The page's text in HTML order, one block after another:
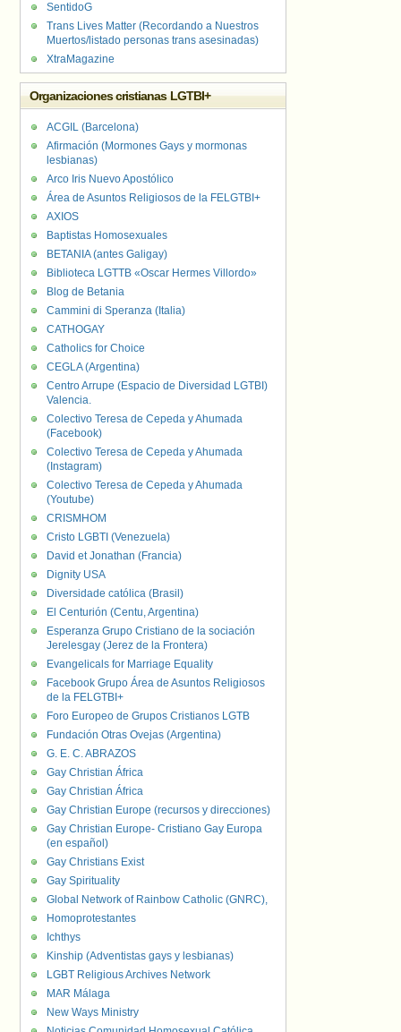
SentidoG
Trans Lives Matter (Recordando a Nuestros
Muertos/listado personas trans asesinadas)
XtraMagazine
Organizaciones cristianas LGTBI+
ACGIL (Barcelona)
Afirmación (Mormones Gays y mormonas
lesbianas)
Arco Iris Nuevo Apostólico
Área de Asuntos Religiosos de la FELGTBI+
AXIOS
Baptistas Homosexuales
BETANIA (antes Galigay)
Biblioteca LGTTB «Oscar Hermes Villordo»
Blog de Betania
Cammini di Speranza (Italia)
CATHOGAY
Catholics for Choice
CEGLA (Argentina)
Centro Arrupe (Espacio de Diversidad LGTBI)
Valencia.
Colectivo Teresa de Cepeda y Ahumada
(Facebook)
Colectivo Teresa de Cepeda y Ahumada
(Instagram)
Colectivo Teresa de Cepeda y Ahumada
(Youtube)
CRISMHOM
Cristo LGBTI (Venezuela)
David et Jonathan (Francia)
Dignity USA
Diversidade católica (Brasil)
El Centurión (Centu, Argentina)
Esperanza Grupo Cristiano de la sociación
Jerelesgay (Jerez de la Frontera)
Evangelicals for Marriage Equality
Facebook Grupo Área de Asuntos Religiosos
de la FELGTBI+
Foro Europeo de Grupos Cristianos LGTB
Fundación Otras Ovejas (Argentina)
G. E. C. ABRAZOS
Gay Christian África
Gay Christian África
Gay Christian Europe (recursos y direcciones)
Gay Christian Europe- Cristiano Gay Europa
(en español)
Gay Christians Exist
Gay Spirituality
Global Network of Rainbow Catholic (GNRC),
Homoprotestantes
Ichthys
Kinship (Adventistas gays y lesbianas)
LGBT Religious Archives Network
MAR Málaga
New Ways Ministry